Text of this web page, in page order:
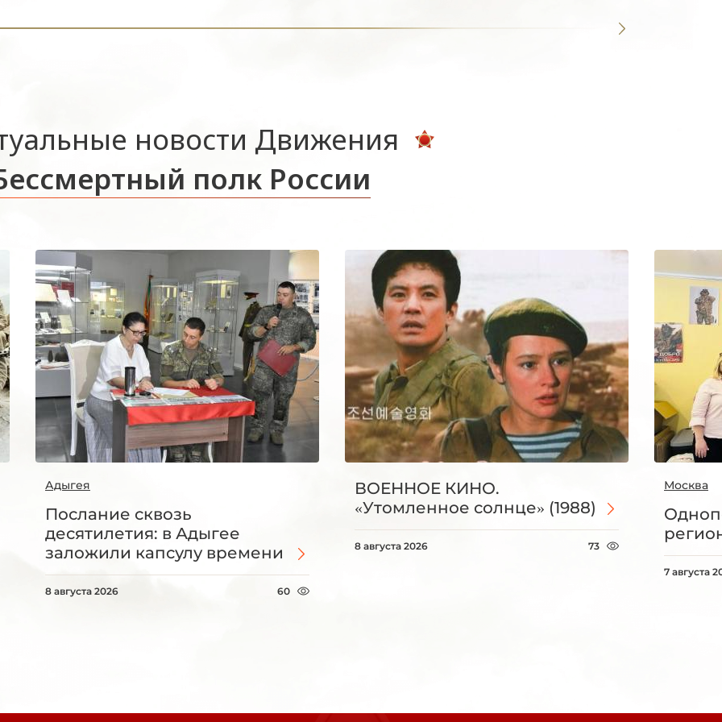
новости Движения
полк России
Адыгея
Послание сквозь
десятилетия: в Адыгее
заложили капсулу времени
8 августа 2026 60
ВОЕННОЕ КИНО.
«Утомленное солнце» (1988)
8 августа 2026 73
Москва
7 августа